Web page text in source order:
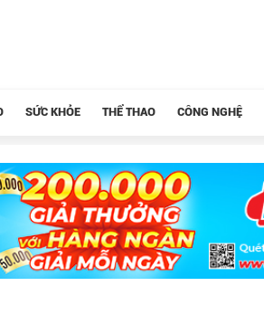
SỨC KHỎE THỂ THAO CÔNG NGHỆ